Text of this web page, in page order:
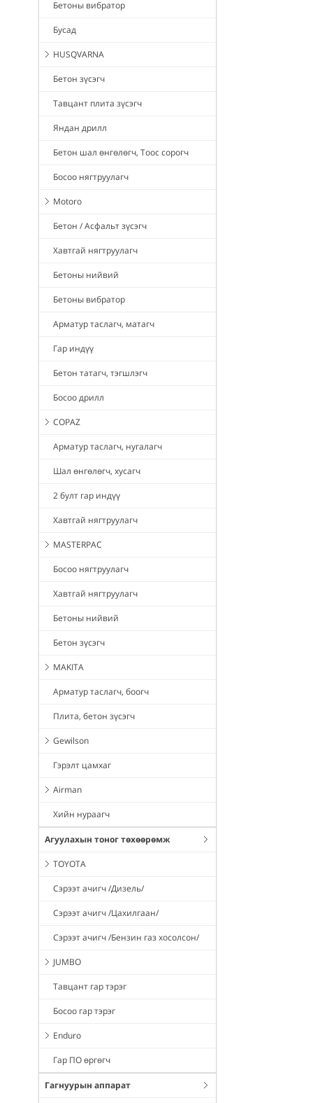
Бетоны вибратор
Бусад
HUSQVARNA
Бетон зүсэгч
Тавцант плита зүсэгч
Яндан дрилл
Бетон шал өнгөлөгч, Тоос сорогч
Босоо нягтруулагч
Motoro
Бетон / Асфальт зүсэгч
Хавтгай нягтруулагч
Бетоны нийвий
Бетоны вибратор
Арматур таслагч, матагч
Гар индүү
Бетон татагч, тэгшлэгч
Босоо дрилл
COPAZ
Арматур таслагч, нугалагч
Шал өнгөлөгч, хусагч
2 булт гар индүү
Хавтгай нягтруулагч
MASTERPAC
Босоо нягтруулагч
Хавтгай нягтруулагч
Бетоны нийвий
Бетон зүсэгч
MAKITA
Арматур таслагч, боогч
Плита, бетон зүсэгч
Gewilson
Гэрэлт цамхаг
Airman
Хийн нураагч
Агуулахын тоног төхөөрөмж
TOYOTA
Сэрээт ачигч /Дизель/
Сэрээт ачигч /Цахилгаан/
Сэрээт ачигч /Бензин газ хосолсон/
JUMBO
Тавцант гар тэрэг
Босоо гар тэрэг
Enduro
Гар ПО өргөгч
Гагнуурын аппарат